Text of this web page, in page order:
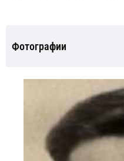
Фотографии